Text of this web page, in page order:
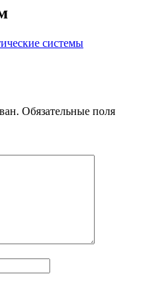
системы
Обязательные поля